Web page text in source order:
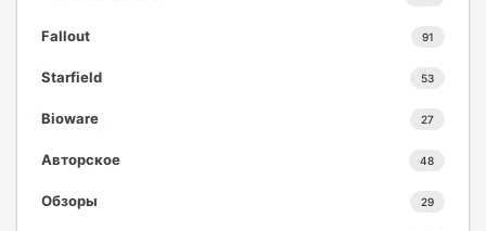
91
Fallout
53
Starfield
27
Bioware
48
Авторское
29
Обзоры